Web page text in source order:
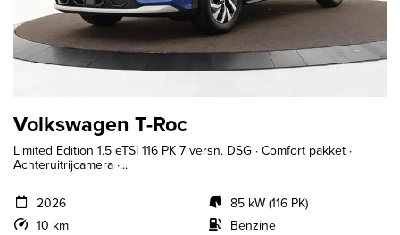
Volkswagen T-Roc
Limited Edition 1.5 eTSI 116 PK 7 versn. DSG · Comfort pakket ·
Achteruitrijcamera ·...
2026
10 km
85 kW (116 PK)
Benzine